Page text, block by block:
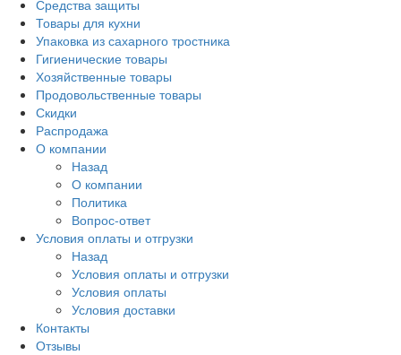
Средства защиты
Товары для кухни
Упаковка из сахарного тростника
Гигиенические товары
Хозяйственные товары
Продовольственные товары
Скидки
Распродажа
О компании
Назад
О компании
Политика
Вопрос-ответ
Условия оплаты и отгрузки
Назад
Условия оплаты и отгрузки
Условия оплаты
Условия доставки
Контакты
Отзывы